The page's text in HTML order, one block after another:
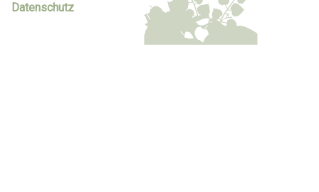
Datenschutz